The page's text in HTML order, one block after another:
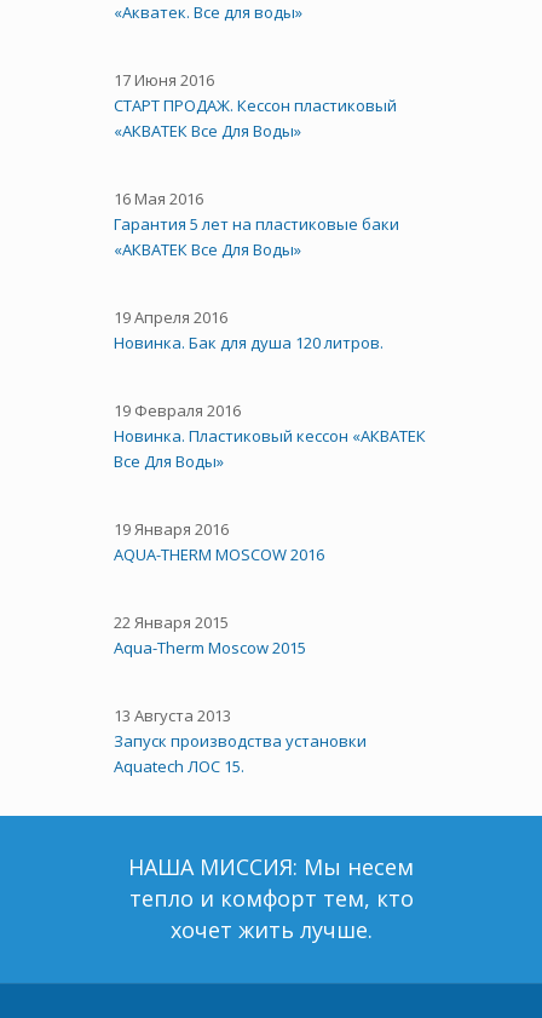
«Акватек. Все для воды»
17 Июня 2016
СТАРТ ПРОДАЖ. Кессон пластиковый
«АКВАТЕК Все Для Воды»
16 Мая 2016
Гарантия 5 лет на пластиковые баки
«АКВАТЕК Все Для Воды»
19 Апреля 2016
Новинка. Бак для душа 120 литров.
19 Февраля 2016
Новинка. Пластиковый кессон «АКВАТЕК
Все Для Воды»
19 Января 2016
AQUA-THERM MOSCOW 2016
22 Января 2015
Aqua-Therm Moscow 2015
13 Августа 2013
Запуск производства установки
Aquatech ЛОС 15.
НАША МИССИЯ: Мы несем
тепло и комфорт тем, кто
хочет жить лучше.